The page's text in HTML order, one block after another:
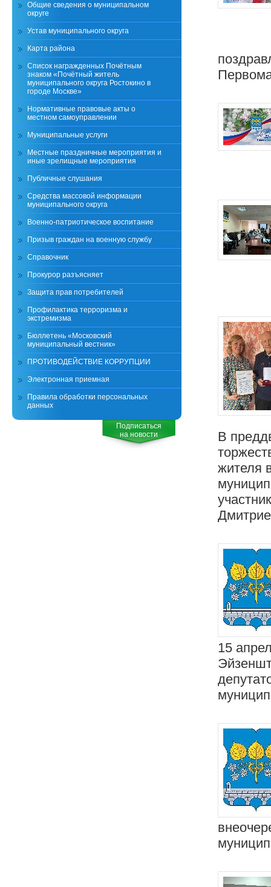
В
жителя
15
Общие сведения о муниципальном
округе
Устав муниципального округа
Карта района
Список награжденных Почётным
знаком «Почётный житель
муниципального округа Ростокино в
городе Москве»
Нормативные правовые акты о
местном самоуправлении
Муниципальные услуги
Местные праздничные мероприятия и
иные зрелищные мероприятия
Публичные слушания
Средства массовой информации
муниципального округа
Военно-патриотическое воспитание
Призыв граждан на военную службу
Справочник
Прокурор разъясняет
Защита прав потребителей
Профилактика терроризма и
экстремизма
Бюллетень «Московский
муниципальный вестник»
ПРОТИВОДЕЙСТВИЕ КОРРУПЦИИ
Электронная приемная
Правила обработки персональных
данных
Подписаться
на новости